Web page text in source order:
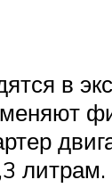
в
литрам.